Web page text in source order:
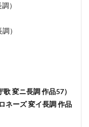
）
）
変ニ長調 作品57）
ネーズ 変イ長調 作品